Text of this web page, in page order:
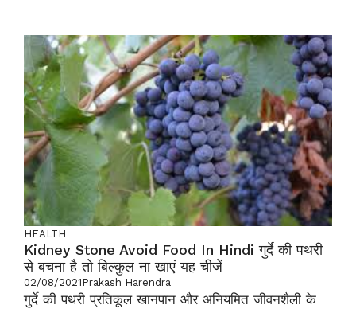
HEALTH
Kidney Stone Avoid Food In Hindi गुर्दे की पथरी
से बचना है तो बिल्कुल ना खाएं यह चीजें
02/08/2021Prakash Harendra
गुर्दे की पथरी प्रतिकूल खानपान और अनियमित जीवनशैली के